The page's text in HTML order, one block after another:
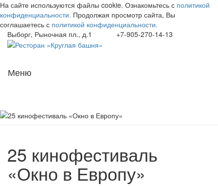
На сайте используются файлы cookie. Ознакомьтесь с политикой
конфиденциальности. Продолжая просмотр сайта, Вы
соглашаетесь с политикой конфиденциальности.
Выборг, Рыночная пл., д.1
+7-905-270-14-13
Меню
25 кинофестиваль
«Окно в Европу»